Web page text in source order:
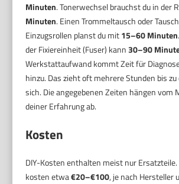
Minuten. Tonerwechsel brauchst du in der
Minuten. Einen Trommeltausch oder
Einzugsrollen planst du mit15–60 Minuten
der Fixiereinheit (Fuser) kann30–90
Werkstattaufwand kommt Zeit für
hinzu. Das zieht oft mehrere Stunden bis zu
sich. Die angegebenen Zeiten hängen vom
deiner Erfahrung ab.
Kosten
DIY-Kosten enthalten meist nur
kosten etwa€20–€100, je nach Hersteller